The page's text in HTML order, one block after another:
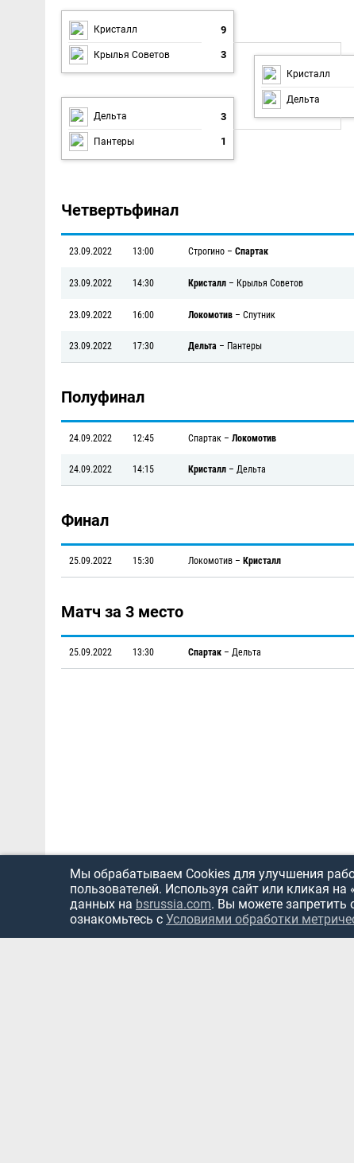
Кристалл 9
Крылья Советов 3
Дельта 3
Пантеры 1
Кристалл
Дельта
Четвертьфинал
23.09.2022 13:00 Строгино – Спартак
23.09.2022 14:30 Кристалл – Крылья Советов
23.09.2022 16:00 Локомотив – Спутник
23.09.2022 17:30 Дельта – Пантеры
Полуфинал
24.09.2022 12:45 Спартак – Локомотив
24.09.2022 14:15 Кристалл – Дельта
Финал
25.09.2022 15:30 Локомотив – Кристалл
Матч за 3 место
25.09.2022 13:30 Спартак – Дельта
Мы обрабатываем Cookies для улучшения
пользователей. Используя сайт или кликая
данных на bsrussia.com. Вы можете запретить
ознакомьтесь с Условиями обработки